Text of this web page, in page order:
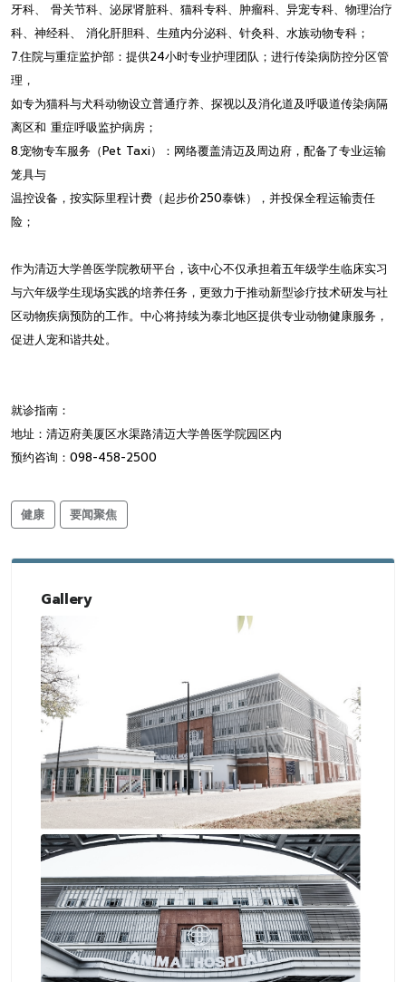
牙科、 骨关节科、泌尿肾脏科、猫科专科、肿瘤科、异宠专科、物理治疗
科、神经科、 消化肝胆科、生殖内分泌科、针灸科、水族动物专科；
7.住院与重症监护部：提供24小时专业护理团队；进行传染病防控分区管
理，
如专为猫科与犬科动物设立普通疗养、探视以及消化道及呼吸道传染病隔
离区和 重症呼吸监护病房；
8.宠物专车服务（Pet Taxi）：网络覆盖清迈及周边府，配备了专业运输
笼具与
温控设备，按实际里程计费（起步价250泰铢），并投保全程运输责任
险；
作为清迈大学兽医学院教研平台，该中心不仅承担着五年级学生临床实习
与六年级学生现场实践的培养任务，更致力于推动新型诊疗技术研发与社
区动物疾病预防的工作。中心将持续为泰北地区提供专业动物健康服务，
促进人宠和谐共处。
就诊指南：
地址：清迈府美厦区水渠路清迈大学兽医学院园区内
预约咨询：098-458-2500
健康 要闻聚焦
Gallery